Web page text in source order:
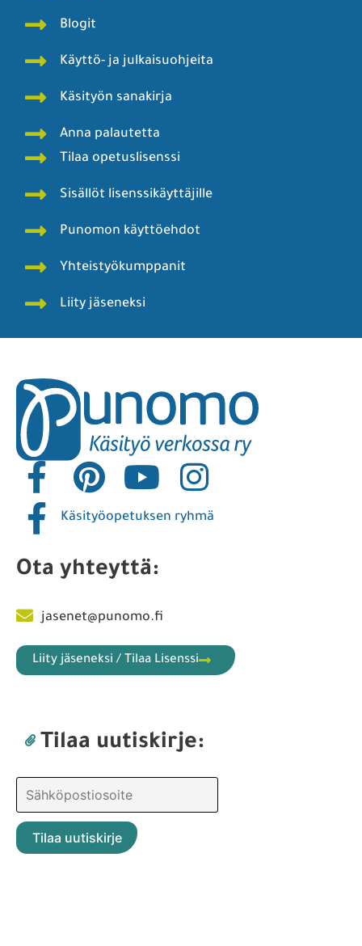
Blogit
Käyttö- ja julkaisuohjeita
Käsityön sanakirja
Anna palautetta
Tilaa opetuslisenssi
Sisällöt lisenssikäyttäjille
Punomon käyttöehdot
Yhteistyökumppanit
Liity jäseneksi
Käsityöopetuksen ryhmä
Ota yhteyttä:
jasenet@punomo.fi
Liity jäseneksi / Tilaa Lisenssi
Tilaa uutiskirje: